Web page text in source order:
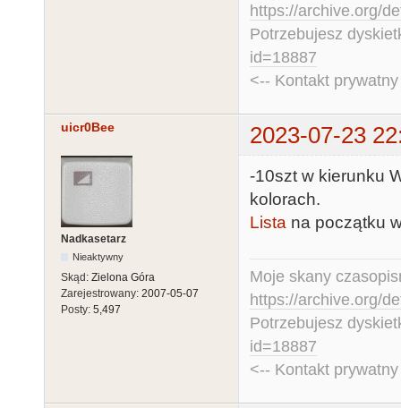
https://archive.org/
Potrzebujesz
id=18887
<-- Kontakt
uicr0Bee 2023-07-23
Nadkasetarz
Nieaktywny
Skąd: Zielona Góra
Zarejestrowany: 2007-05-07
Posty: 5,497
-10szt w kierunku
kolorach.
Lista na początku
Moje skany
https://archive.org/
Potrzebujesz
id=18887
<-- Kontakt